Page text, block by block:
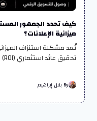
ميزانية الإعلانات؟
تُعد مشكلة استنزاف
تحقيق عائد استثماري (ROI) مجدٍ
By بلال إبراهيم